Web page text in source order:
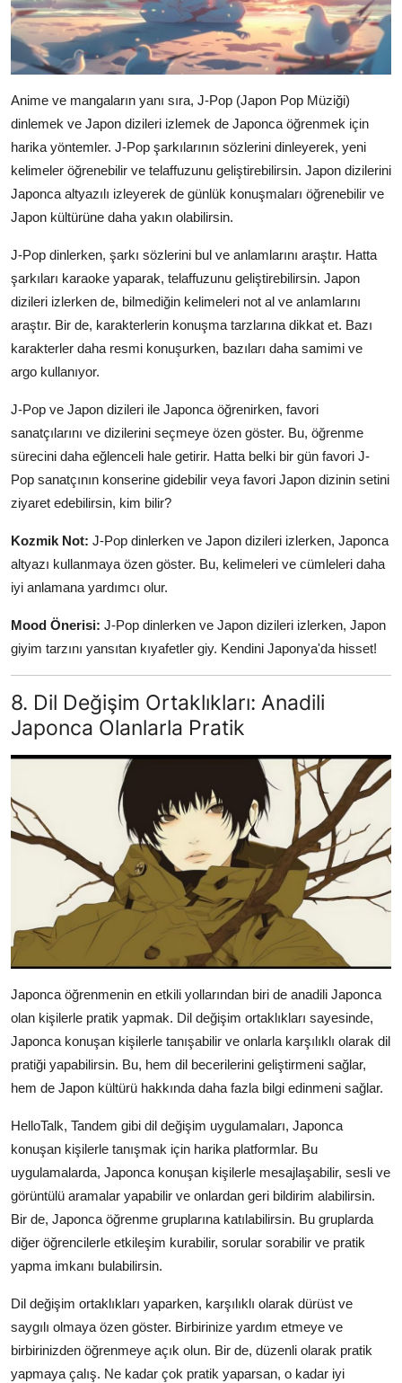
Anime ve mangaların yanı sıra, J-Pop (Japon Pop Müziği)
dinlemek ve Japon dizileri izlemek de Japonca öğrenmek için
harika yöntemler. J-Pop şarkılarının sözlerini dinleyerek, yeni
kelimeler öğrenebilir ve telaffuzunu geliştirebilirsin. Japon dizilerini
Japonca altyazılı izleyerek de günlük konuşmaları öğrenebilir ve
Japon kültürüne daha yakın olabilirsin.
J-Pop dinlerken, şarkı sözlerini bul ve anlamlarını araştır. Hatta
şarkıları karaoke yaparak, telaffuzunu geliştirebilirsin. Japon
dizileri izlerken de, bilmediğin kelimeleri not al ve anlamlarını
araştır. Bir de, karakterlerin konuşma tarzlarına dikkat et. Bazı
karakterler daha resmi konuşurken, bazıları daha samimi ve
argo kullanıyor.
J-Pop ve Japon dizileri ile Japonca öğrenirken, favori
sanatçılarını ve dizilerini seçmeye özen göster. Bu, öğrenme
sürecini daha eğlenceli hale getirir. Hatta belki bir gün favori J-
Pop sanatçının konserine gidebilir veya favori Japon dizinin setini
ziyaret edebilirsin, kim bilir?
Kozmik Not: J-Pop dinlerken ve Japon dizileri izlerken, Japonca
altyazı kullanmaya özen göster. Bu, kelimeleri ve cümleleri daha
iyi anlamana yardımcı olur.
Mood Önerisi: J-Pop dinlerken ve Japon dizileri izlerken, Japon
giyim tarzını yansıtan kıyafetler giy. Kendini Japonya'da hisset!
8. Dil Değişim Ortaklıkları: Anadili
Japonca Olanlarla Pratik
Japonca öğrenmenin en etkili yollarından biri de anadili Japonca
olan kişilerle pratik yapmak. Dil değişim ortaklıkları sayesinde,
Japonca konuşan kişilerle tanışabilir ve onlarla karşılıklı olarak dil
pratiği yapabilirsin. Bu, hem dil becerilerini geliştirmeni sağlar,
hem de Japon kültürü hakkında daha fazla bilgi edinmeni sağlar.
HelloTalk, Tandem gibi dil değişim uygulamaları, Japonca
konuşan kişilerle tanışmak için harika platformlar. Bu
uygulamalarda, Japonca konuşan kişilerle mesajlaşabilir, sesli ve
görüntülü aramalar yapabilir ve onlardan geri bildirim alabilirsin.
Bir de, Japonca öğrenme gruplarına katılabilirsin. Bu gruplarda
diğer öğrencilerle etkileşim kurabilir, sorular sorabilir ve pratik
yapma imkanı bulabilirsin.
Dil değişim ortaklıkları yaparken, karşılıklı olarak dürüst ve
saygılı olmaya özen göster. Birbirinize yardım etmeye ve
birbirinizden öğrenmeye açık olun. Bir de, düzenli olarak pratik
yapmaya çalış. Ne kadar çok pratik yaparsan, o kadar iyi